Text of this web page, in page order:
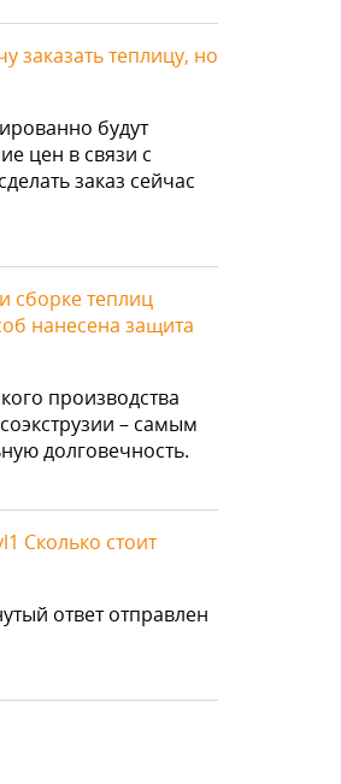
заказать теплицу, но
будут
цен в связи с
заказ сейчас
сборке теплиц
нанесена защита
производства
– самым
долговечность.
Сколько стоит
ответ отправлен